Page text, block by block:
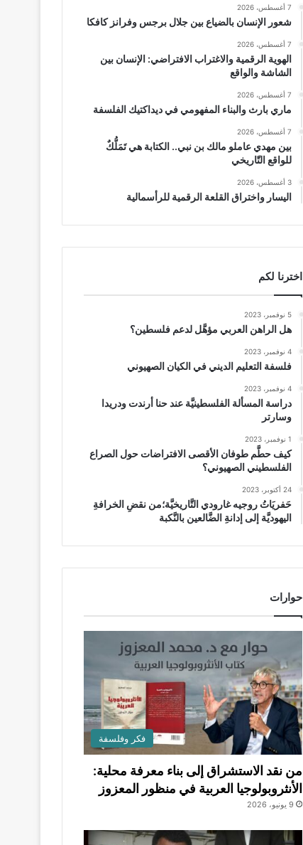
7 أغسطس، 2026
شعور الإنسان بالضياع بين جلال برجس وفرانز كافكا
7 أغسطس، 2026
الهوية الرقمية والاغتراب الافتراضي: الإنسان بين
الشاشة والواقع
7 أغسطس، 2026
ماري بارث والبناء المفهومي في ديداكتيك الفلسفة
7 أغسطس، 2026
بين مهدي عاملو مالك بن نبي.. الكتابة هي تَمَلُّكٌ
للواقع التّاريخي
3 أغسطس، 2026
اليسار واختراق القلعة الرقمية للرأسمالية
اخترنا لكم
5 نوفمبر، 2023
هل الراهن العربي مؤهَّل لدعم فلسطين؟
4 نوفمبر، 2023
فلسفة التعليم الديني في الكيان الصهيوني
4 نوفمبر، 2023
دراسة المسألة الفلسطينيَّة عند حنا أرندت ودريدا
وسارتر
1 نوفمبر، 2023
كيف حطَّم طوفان الأقصى الافتراضات حول الصراع
الفلسطيني الصهيوني؟
24 أكتوبر، 2023
حَفريَاتُ روجيه غارودي التَّاريخيَّة؛من نقضِ الخرافةِ
اليهوديَّة إلى إدانةِ الضَّالعين بالنَّكبة
حوارات
فكر وفلسفة
من نقد الاستشراق إلى بناء معرفة محلية:
الأنثروبولوجيا العربية في منظور المعزوز
9 يونيو، 2026